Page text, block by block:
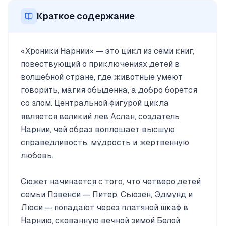
Краткое содержание
«Хроники Нарнии» — это цикл из семи книг,
повествующий о приключениях детей в
волшебной стране, где животные умеют
говорить, магия обыденна, а добро борется
со злом. Центральной фигурой цикла
является великий лев Аслан, создатель
Нарнии, чей образ воплощает высшую
справедливость, мудрость и жертвенную
любовь.
Сюжет начинается с того, что четверо детей
семьи Пэвенси — Питер, Сьюзен, Эдмунд и
Люси — попадают через платяной шкаф в
Нарнию, скованную вечной зимой Белой